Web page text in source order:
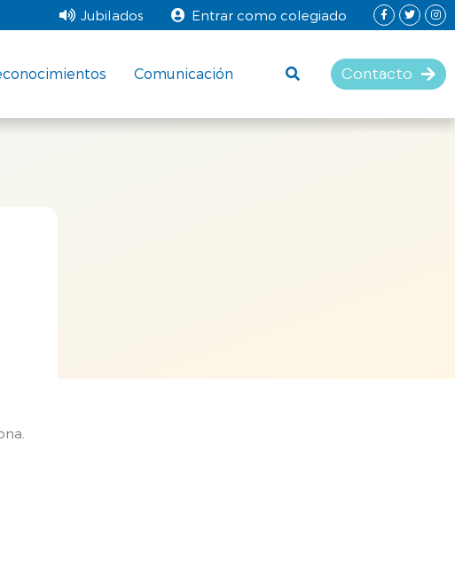
Jubilados Entrar como colegiado
Comunicación Contacto